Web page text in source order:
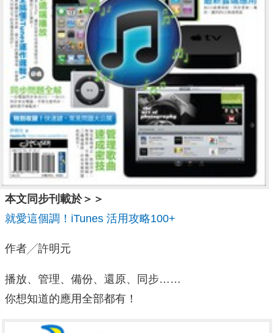
本文同步刊載於＞＞
就愛這個調！iTunes 活用攻略100+
作者╱許明元
播放、管理、備份、還原、同步……
你想知道的應用全部都有！